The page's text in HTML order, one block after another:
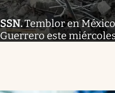
SSN.Temblor en
Guerrero este